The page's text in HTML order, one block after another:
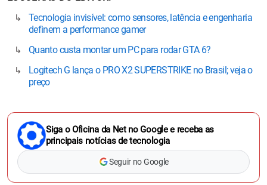
Tecnologia invisível: como sensores, latência e engenharia
definem a performance gamer
Quanto custa montar um PC para rodar GTA 6?
Logitech G lança o PRO X2 SUPERSTRIKE no Brasil; veja o
preço
Siga o Oficina da Net no Google e receba as
principais notícias de tecnologia
Seguir no Google